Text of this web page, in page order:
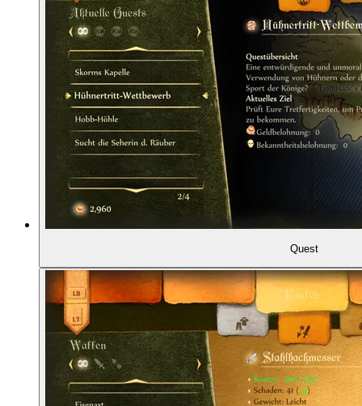
01:31:06 Die Entstehung des Spiels: Dene und Simon
01:32:27 Druid (1986) und weitere Spiele
01:33:40 Bullfrog und Dungeon Keeper (1997)
01:34:42 Peter Molyneux gründet Lionhead ...
01:35:45 ... und die Carters Big Blue Box
01:41:11 Project Ego und Peter Molyneuxs
01:46:59 Big Blue Box wird integriert
01:48:17 Cathy Campos
Quest